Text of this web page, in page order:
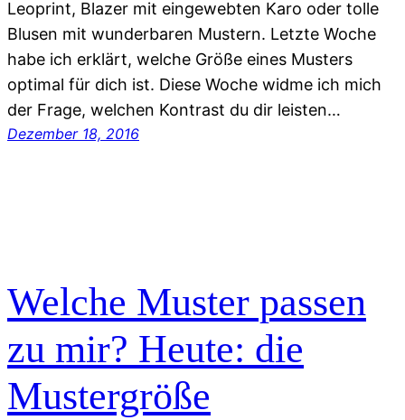
Leoprint, Blazer mit eingewebten Karo oder tolle
Blusen mit wunderbaren Mustern. Letzte Woche
habe ich erklärt, welche Größe eines Musters
optimal für dich ist. Diese Woche widme ich mich
der Frage, welchen Kontrast du dir leisten…
Dezember 18, 2016
Welche Muster passen
zu mir? Heute: die
Mustergröße